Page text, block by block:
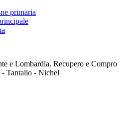
primaria
e Lombardia. Recupero e Compro
Tantalio - Nichel